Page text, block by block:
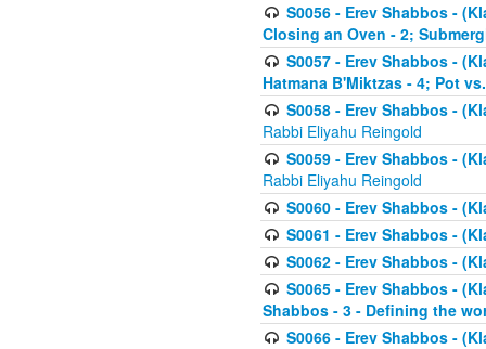
S0056 - Erev Shabbos -
Closing an Oven - 2;
S0057 - Erev Shabbos -
Hatmana B'Miktzas - 4; Pot
S0058 - Erev Shabbos -
Rabbi Eliyahu Reingold
S0059 - Erev Shabbos -
Rabbi Eliyahu Reingold
S0060 - Erev Shabbos -
S0061 - Erev Shabbos -
S0062 - Erev Shabbos -
S0065 - Erev Shabbos -
Shabbos - 3 - Defining the
S0066 - Erev Shabbos -